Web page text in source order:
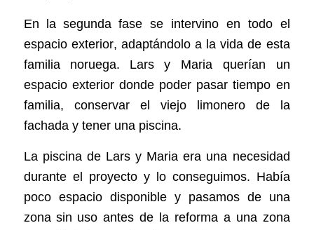
En la segunda fase se intervino en todo el
espacio exterior, adaptándolo a la vida de esta
familia
noruega. Lars y Maria querían
un
espacio exterior donde poder pasar tiempo en
familia, conservar el viejo limonero de
la
fachada y tener una piscina.
La piscina de Lars y Maria era una necesidad
durante el proyecto y lo conseguimos. Había
poco espacio disponible y pasamos de
una
zona sin uso antes de la reforma a una zona